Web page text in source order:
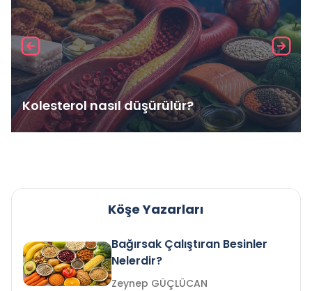
Kolesterol nasıl düşürülür?
Köşe Yazarları
Bağırsak Çalıştıran Besinler
Nelerdir?
Zeynep GÜÇLÜCAN